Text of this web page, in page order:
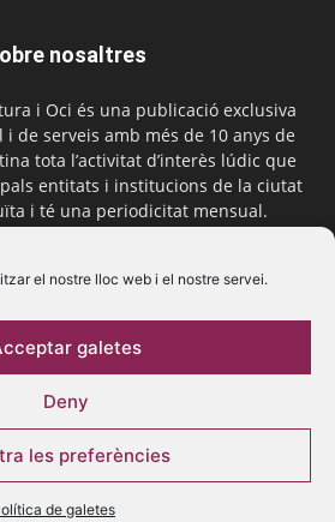
el nostre lloc web i el nostre servei.
galetes
Deny
les preferències
de galetes
nosaltres
i Oci és una publicació exclusiva
de serveis amb més de 10 anys de
tota l’activitat d’interès lúdic que
entitats i institucions de la ciutat
i té una periodicitat mensual.
Segueix-nos
Reus | Creada per Be Marketing